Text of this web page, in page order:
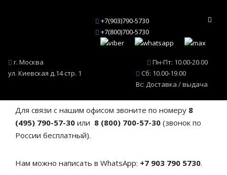
+7(903)790-5730
+7(800)700-5730
г. Москва
ул. Киевская д.14 стр. 1
Пн-Пт: 10.00-20.00
Сб: 10.00-19.00
Вс: Доставка / выдача
Условия аренды автомобиля
вопрос, напишите нам или позвоните, мы с
удовольствием ответим на все ваши вопросы.
Для связи с нашим офисом звоните по номеру 8
(495) 790-57-30 или 8 (800) 700-57-30 (звонок по
России бесплатный).
Нам можно написать в WhatsApp: +7 903 790 5730.